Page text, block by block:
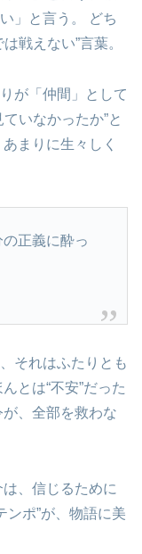
」と言う。 どち
戦えない”言葉。
が「仲間」として
いなかったか”と
まりに生々しく
正義に酔っ
それはふたりとも
とは“不安”だった
、全部を救わな
、信じるために
ンポ”が、物語に美